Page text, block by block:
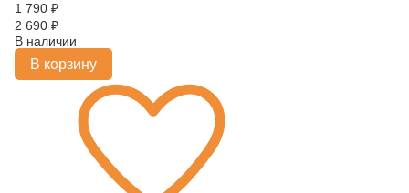
1 790 ₽
2 690 ₽
В наличии
В корзину